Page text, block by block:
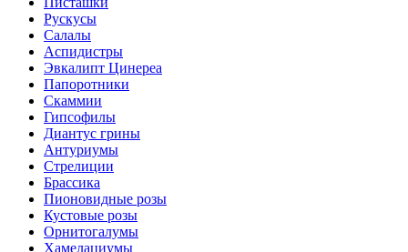
Рускусы
Салалы
Аспидистры
Эвкалипт Цинереа
Папоротники
Скаммии
Гипсофилы
Диантус грины
Антуриумы
Стрелиции
Брассика
Пионовидные розы
Кустовые розы
Орнитогалумы
Хамелациумы